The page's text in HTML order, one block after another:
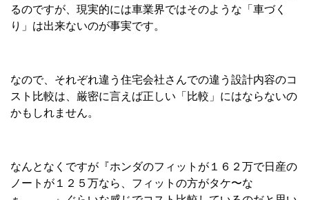
るのですが、現実的には車業界ではそのような「車づく
り」は出来ないのが事実です。
なので、それぞれ違う住宅会社さんでの違う設計内容のコ
スト比較は、厳密に言えば正しい「比較」にはならないの
かもしれません。
なんとなくですが『ホンダのフィットが１６２万で日産の
ノートが１２５万なら、フィットの方がタケ〜な